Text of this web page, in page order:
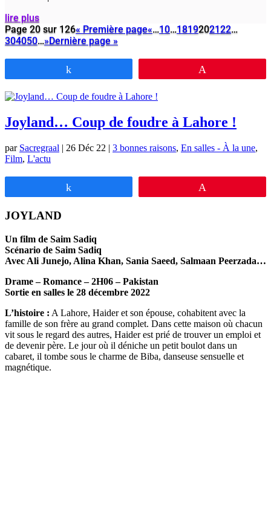
lire plus
Page 20 sur 126« Première page«…10…1819202122…
304050…» Dernière page »
Joyland… Coup de foudre à Lahore !
par Sacregraal | 26 Déc 22 | 3 bonnes raisons, En salles - À la une,
Film, L'actu
JOYLAND
Un film de Saim Sadiq
Scénario de Saim Sadiq
Avec Ali Junejo, Alina Khan, Sania Saeed, Salmaan Peerzada…
Drame – Romance – 2H06 – Pakistan
Sortie en salles le 28 décembre 2022
L’histoire : A Lahore, Haider et son épouse, cohabitent avec la
famille de son frère au grand complet. Dans cette maison où chacun
vit sous le regard des autres, Haider est prié de trouver un emploi et
de devenir père. Le jour où il déniche un petit boulot dans un
cabaret, il tombe sous le charme de Biba, danseuse sensuelle et
magnétique.